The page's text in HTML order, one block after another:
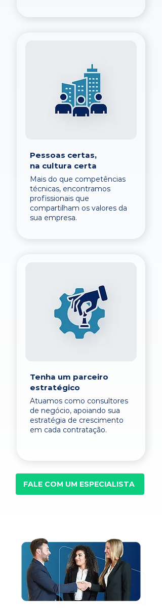
Pessoas certas,
na cultura certa
Mais do que competências
técnicas, encontramos
profissionais que
compartilham os valores da
sua empresa.
Tenha um parceiro
estratégico
Atuamos como consultores
de negócio, apoiando sua
estratégia de crescimento
em cada contratação.
FALE COM UM ESPECIALISTA